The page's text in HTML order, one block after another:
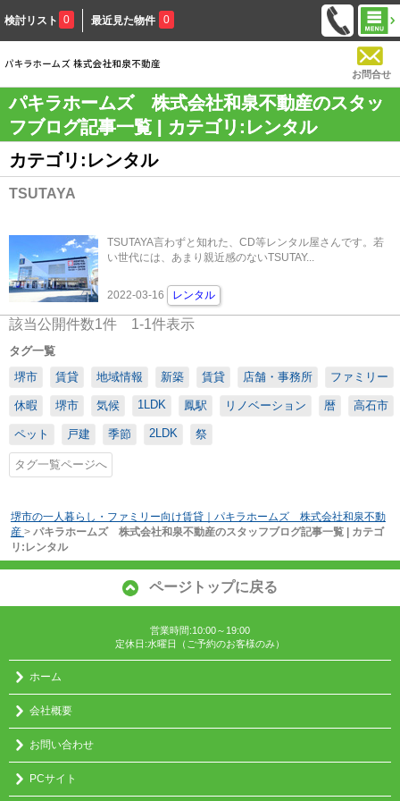
検討リスト 0 最近見た物件 0
お問合せ
パキラホームズ 株式会社和泉不動産のスタッ
フブログ記事一覧 | カテゴリ:レンタル
カテゴリ:レンタル
TSUTAYA
TSUTAYA言わずと知れた、CD等レンタル屋さんです。若
い世代には、あまり親近感のないTSUTAY...
2022-03-16 レンタル
該当公開件数1件 1-1件表示
タグ一覧
堺市
賃貸 地域情報 新築 賃貸 店舗・事務所 ファミリー
休暇 堺市 気候 1LDK 鳳駅 リノベーション 暦 高石市
ペット 戸建 季節 2LDK 祭
タグ一覧ページへ
堺市の一人暮らし・ファミリー向け賃貸｜パキラホームズ 株式会社和泉不動
産 > パキラホームズ 株式会社和泉不動産のスタッフブログ記事一覧 | カテゴ
リ:レンタル
ページトップに戻る
営業時間:10:00～19:00
定休日:水曜日（ご予約のお客様のみ）
ホーム
会社概要
お問い合わせ
PCサイト